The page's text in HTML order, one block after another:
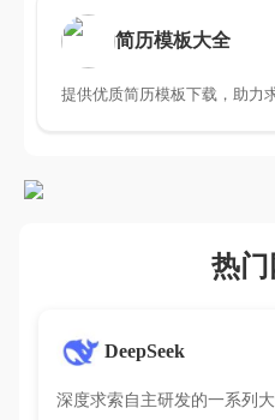
简历模板大全
提供优质简历模板下载，助力
热
DeepSeek
深度求索自主研发的一系列